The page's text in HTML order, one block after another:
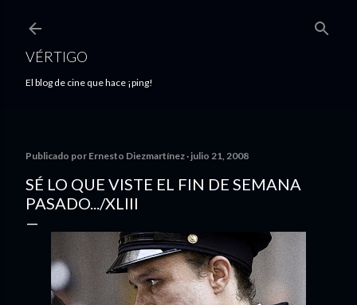
VÉRTIGO
El blog de cine que hace ¡ping!
Publicado por Ernesto Diezmartínez julio 21, 2008
SÉ LO QUE VISTE EL FIN DE SEMANA
PASADO.../XLIII